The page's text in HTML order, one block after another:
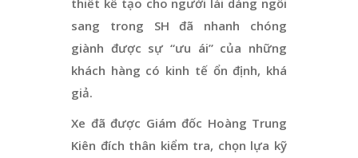
sang trong SH đã nhanh chóng
giành được sự “ưu ái” của những
khách hàng có kinh tế ổn định, khá
giả.
Xe đã được Giám đốc Hoàng Trung
Kiên đích thân kiểm tra, chọn lựa kỹ